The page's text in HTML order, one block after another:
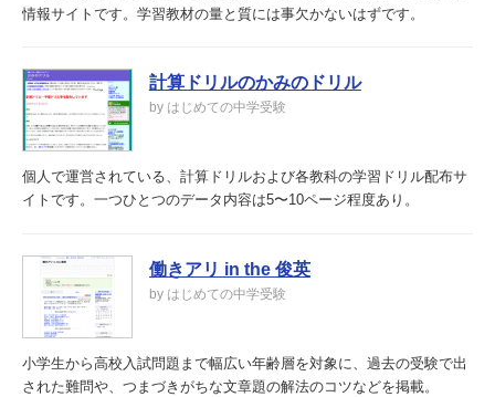
情報サイトです。学習教材の量と質には事欠かないはずです。
計算ドリルのかみのドリル
by はじめての中学受験
個人で運営されている、計算ドリルおよび各教科の学習ドリル配布サ
イトです。一つひとつのデータ内容は5〜10ページ程度あり。
働きアリ in the 俊英
by はじめての中学受験
小学生から高校入試問題まで幅広い年齢層を対象に、過去の受験で出
された難問や、つまづきがちな文章題の解法のコツなどを掲載。